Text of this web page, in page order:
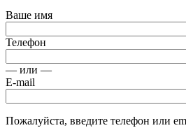
Ваше имя
Телефон
— или —
E-mail
Пожалуйста, введите телефон или